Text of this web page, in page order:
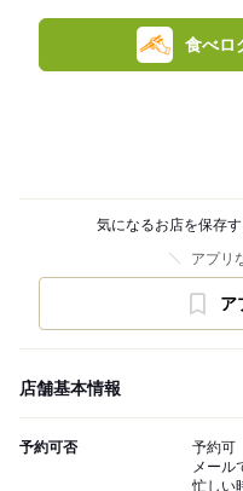
食べロ
気になるお店を保存
アプリ
ア
店舗基本情報
予約可否
予約可
メール
忙しい